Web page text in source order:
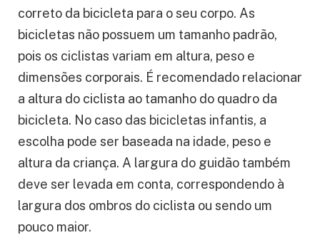
correto da bicicleta para o seu corpo. As
bicicletas não possuem um tamanho padrão,
pois os ciclistas variam em altura, peso e
dimensões corporais. É recomendado relacionar
a altura do ciclista ao tamanho do quadro da
bicicleta. No caso das bicicletas infantis, a
escolha pode ser baseada na idade, peso e
altura da criança. A largura do guidão também
deve ser levada em conta, correspondendo à
largura dos ombros do ciclista ou sendo um
pouco maior.